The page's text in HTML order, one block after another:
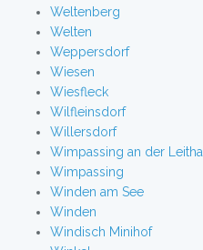
Weltenberg
Welten
Weppersdorf
Wiesen
Wiesfleck
Wilfleinsdorf
Willersdorf
Wimpassing an der Leitha
Wimpassing
Winden am See
Winden
Windisch Minihof